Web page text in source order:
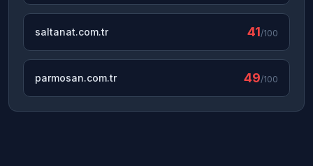
saltanat.com.tr 41/100
parmosan.com.tr 49/100